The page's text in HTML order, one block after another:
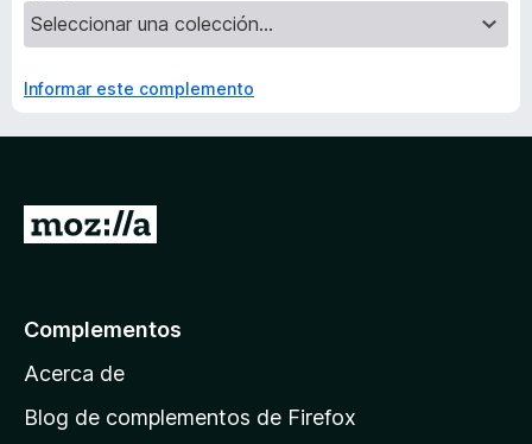
Informar este complemento
p
á
Complementos
Acerca de
Blog de complementos de Firefox